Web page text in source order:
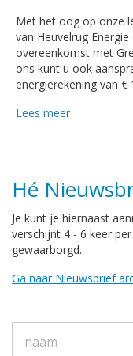
Met het oog op onze
van Heuvelrug
overeenkomst met
ons kunt u ook
energierekening van
Lees meer
Hé
Je kunt je hiernaast
verschijnt 4 - 6 keer
gewaarborgd.
Ga naar Nieuwsbrief